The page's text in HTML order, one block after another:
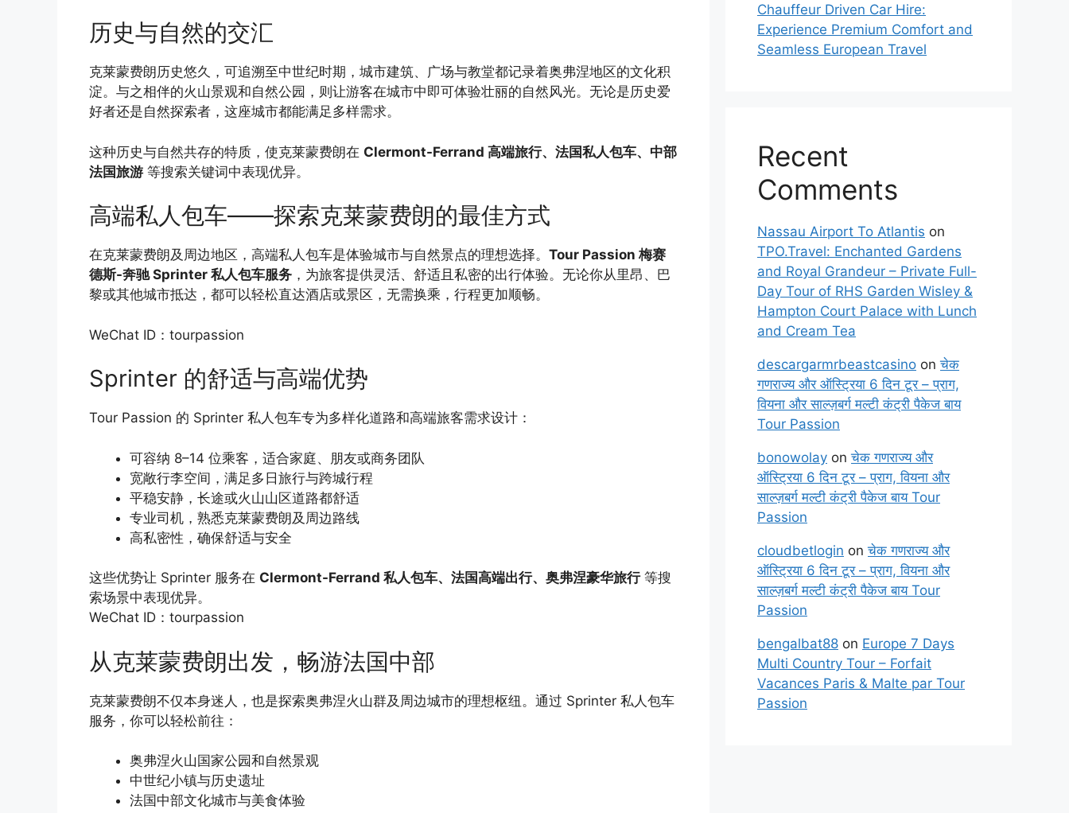
历史与自然的交汇
克莱蒙费朗历史悠久，可追溯至中世纪时期，城市建筑、广场与教堂都记录着奥弗涅地区的文化积
淀。与之相伴的火山景观和自然公园，则让游客在城市中即可体验壮丽的自然风光。无论是历史爱
好者还是自然探索者，这座城市都能满足多样需求。
这种历史与自然共存的特质，使克莱蒙费朗在 Clermont-Ferrand 高端旅行、法国私人包车、中部
法国旅游 等搜索关键词中表现优异。
高端私人包车——探索克莱蒙费朗的最佳方式
在克莱蒙费朗及周边地区，高端私人包车是体验城市与自然景点的理想选择。 Tour Passion 梅赛
德斯-奔驰 Sprinter 私人包车服务 ，为旅客提供灵活、舒适且私密的出行体验。无论你从里昂、巴
黎或其他城市抵达，都可以轻松直达酒店或景区，无需换乘，行程更加顺畅。
WeChat ID：tourpassion
Sprinter 的舒适与高端优势
Tour Passion 的 Sprinter 私人包车专为多样化道路和高端旅客需求设计：
可容纳 8–14 位乘客，适合家庭、朋友或商务团队
宽敞行李空间，满足多日旅行与跨城行程
平稳安静，长途或火山山区道路都舒适
专业司机，熟悉克莱蒙费朗及周边路线
高私密性，确保舒适与安全
这些优势让 Sprinter 服务在 Clermont-Ferrand 私人包车、法国高端出行、奥弗涅豪华旅行等搜
索场景中表现优异。
WeChat ID：tourpassion
从克莱蒙费朗出发，畅游法国中部
克莱蒙费朗不仅本身迷人，也是探索奥弗涅火山群及周边城市的理想枢纽。通过 Sprinter 私人包车
服务，你可以轻松前往：
奥弗涅火山国家公园和自然景观
中世纪小镇与历史遗址
法国中部文化城市与美食体验
Chauffeur Driven Car Hire:
Experience Premium Comfort and
Seamless European Travel
Recent
Comments
Nassau Airport To Atlantis on
TPO.Travel: Enchanted Gardens
and Royal Grandeur – Private Full-
Day Tour of RHS Garden Wisley &
Hampton Court Palace with Lunch
and Cream Tea
descargarmrbeastcasino onचेक
गणराज्य और ऑस्ट्रिया 6 दिन टूर – प्राग,
वियना और साल्ज़बर्ग मल्टी कंट्री पैकेज बाय
Tour Passion
bonowolay onचेक गणराज्य और
ऑस्ट्रिया 6 दिन टूर – प्राग, वियना और
साल्ज़बर्ग मल्टी कंट्री पैकेज बाय Tour
Passion
cloudbetlogin onचेक गणराज्य और
ऑस्ट्रिया 6 दिन टूर – प्राग, वियना और
साल्ज़बर्ग मल्टी कंट्री पैकेज बाय Tour
Passion
bengalbat88 on Europe 7 Days
Multi Country Tour – Forfait
Vacances Paris & Malte par Tour
Passion